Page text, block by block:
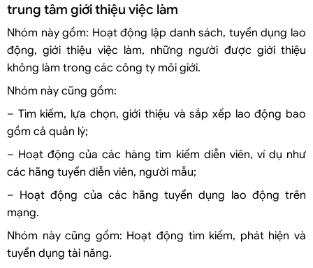
trung tâm giới thiệu việc làm
Nhóm này gồm: Hoạt động lập danh sách, tuyển dụng lao
động, giới thiệu việc làm, những người được giới thiệu
không làm trong các công ty môi giới.
Nhóm này cũng gồm:
– Tìm kiếm, lựa chọn, giới thiệu và sắp xếp lao động bao
gồm cả quản lý;
– Hoạt động của các hàng tìm kiếm diễn viên, ví dụ như
các hãng tuyển diễn viên, người mẫu;
– Hoạt động của các hãng tuyển dụng lao động trên
mạng.
Nhóm này cũng gồm: Hoạt động tìm kiếm, phát hiện và
tuyển dụng tài năng.